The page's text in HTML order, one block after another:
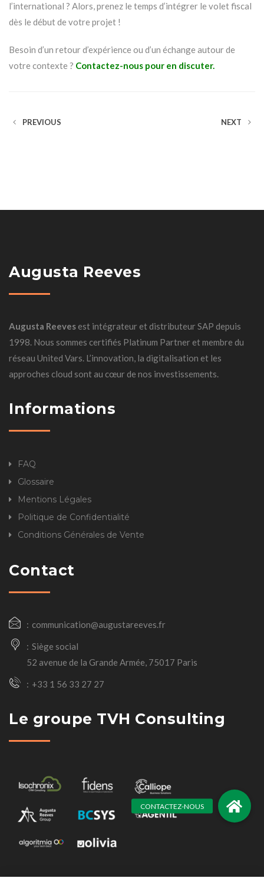
l’international ? Alors, prenez le temps d’intégrer le volet fiscal
dès le début de votre projet !
Besoin d’un retour d’expérience ou d’un échange autour de
votre contexte ? Contactez-nous pour en discuter.
PREVIOUS NEXT
Augusta Reeves
Augusta Reeves est intégrateur et distributeur SAP depuis
1998. Nous sommes certifiés Platinum Partner et membre du
réseau United Vars. L’innovation, la digitalisation et les
approches cloud sont au cœur de nos investissements.
Informations
FAQ
Glossaire
Mentions Légales
Politique de Confidentialité
Conditions Générales de Vente
Contact
communication@augustareeves.fr
Siège social
52 avenue de la Grande Armée, 75017 Paris
+33 1 56 33 27 27
Le groupe TVH Consulting